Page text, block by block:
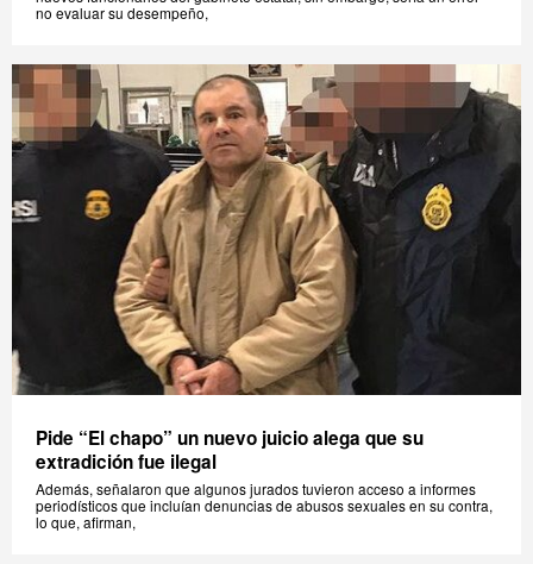
no evaluar su desempeño,
Pide “El chapo” un nuevo juicio alega que su
extradición fue ilegal
Además, señalaron que algunos jurados tuvieron acceso a informes
periodísticos que incluían denuncias de abusos sexuales en su contra,
lo que, afirman,